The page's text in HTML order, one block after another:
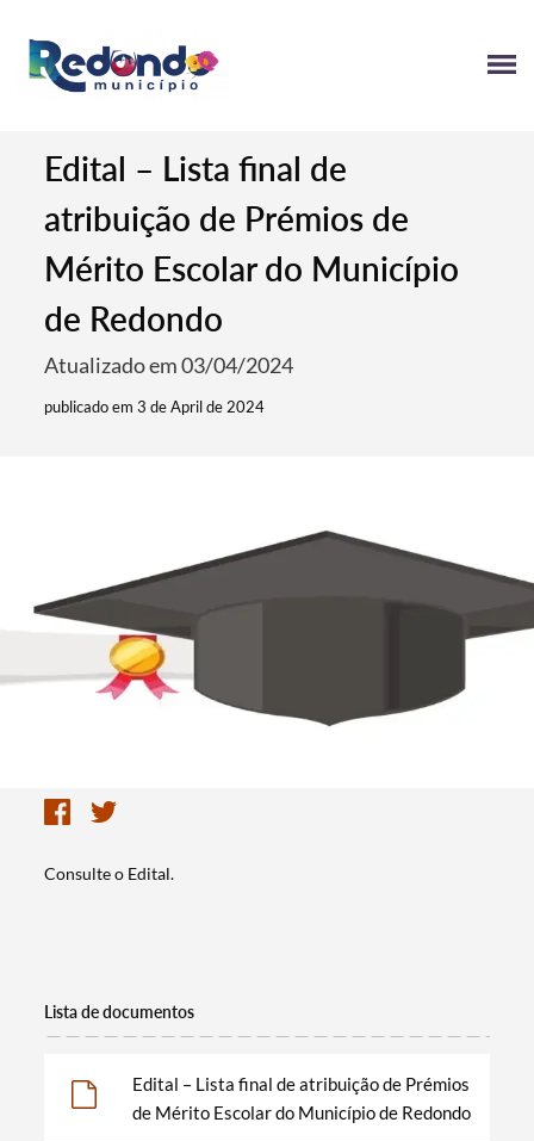
Termo de Pesquisa
Edital – Lista final de
atribuição de Prémios de
Mérito Escolar do Município
de Redondo
Atualizado em 03/04/2024
publicado em 3 de April de 2024
Consulte o Edital.
Lista de documentos
Edital – Lista final de atribuição de Prémios
de Mérito Escolar do Município de Redondo